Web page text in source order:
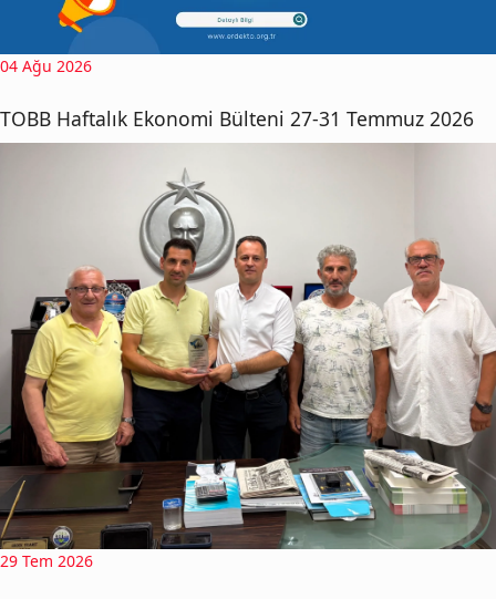
04 Ağu 2026
TOBB Haftalık Ekonomi Bülteni 27-31 Temmuz 2026
29 Tem 2026